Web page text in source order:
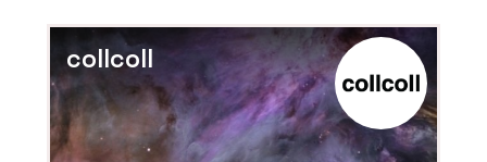
ČLÁNKY
Nová verze vizualizačního programu
Twinmotion přináší funkce a
vylepšení, která ocení architekti
collcoll